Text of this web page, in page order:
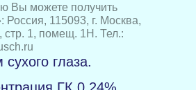
Вы можете получить
115093, г. Москва,
стр. 1, помещ. 1Н. Тел.:
глаза.